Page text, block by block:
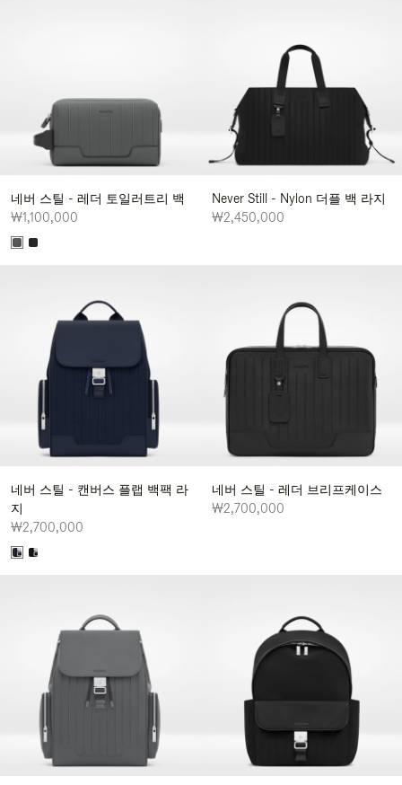
네버 스틸 - 레더 토일러트리 백
₩1,100,000
Never Still - Nylon 더플 백 라지
₩2,450,000
네버 스틸 - 캔버스 플랩 백팩 라
지
₩2,700,000
네버 스틸 - 레더 브리프케이스
₩2,700,000